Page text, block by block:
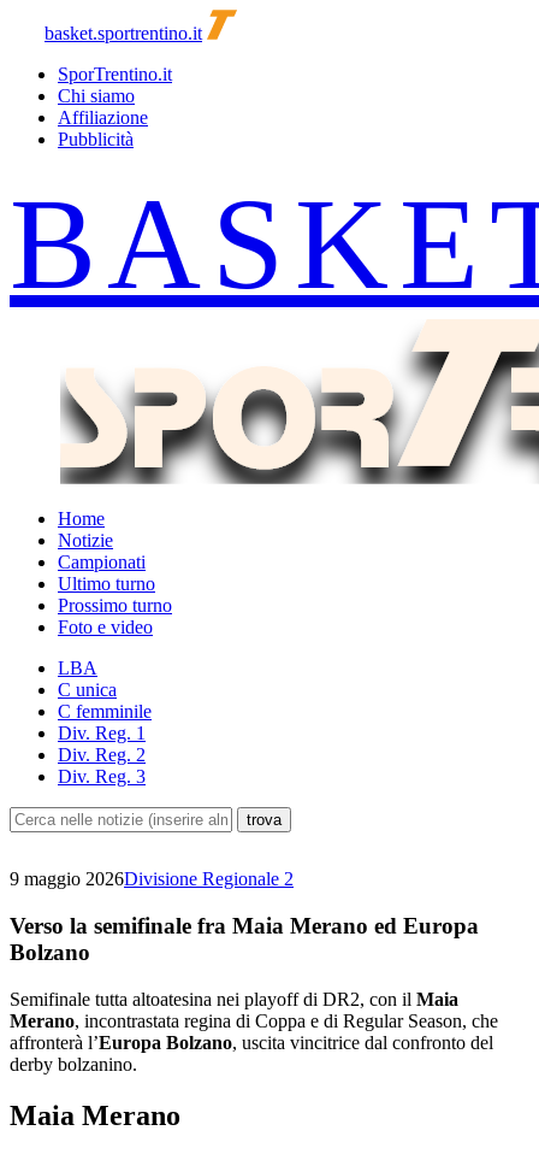
basket.sportrentino.it
SporTrentino.it
Chi siamo
Affiliazione
Pubblicità
Home
Notizie
Campionati
Ultimo turno
Prossimo turno
Foto e video
LBA
C unica
C femminile
Div. Reg. 1
Div. Reg. 2
Div. Reg. 3
9 maggio 2026Divisione Regionale 2
Verso la semifinale fra Maia Merano ed Europa
Bolzano
Semifinale tutta altoatesina nei playoff di DR2, con il Maia
Merano, incontrastata regina di Coppa e di Regular Season, che
affronterà l’Europa Bolzano, uscita vincitrice dal confronto del
derby bolzanino.
Maia Merano